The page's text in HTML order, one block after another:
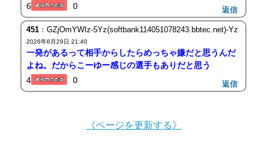
6 0 返信
451：GZjOmYWIz-5Yz(softbank114051078243.bbtec.net)-Yz
2026年6月29日 21:40
一発があるって相手からしたらめっちゃ嫌だと思うんだ
よね。だからこーゆー感じの選手もありだと思う
4
0 返信
《ページを更新する》